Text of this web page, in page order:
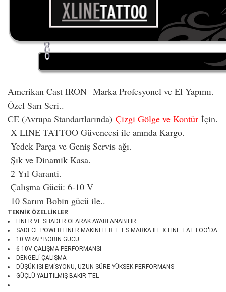
Amerikan Cast IRON Marka Profesyonel ve El Yapımı.
Özel Sarı Seri..
CE (Avrupa Standartlarında) Çizgi Gölge ve Kontür İçin.
X LINE TATTOO Güvencesi ile anında Kargo.
Yedek Parça ve Geniş Servis ağı.
Şık ve Dinamik Kasa.
2 Yıl Garanti.
Çalışma Gücü: 6-10 V
10 Sarım Bobin gücü ile..
TEKNİK ÖZELLİKLER
LİNER VE SHADER OLARAK AYARLANABİLİR..
SADECE POWER LİNER MAKİNELER T.T.S MARKA İLE X LINE TATTOO'DA
10 WRAP BOBİN GÜCÜ
6-10V ÇALIŞMA PERFORMANSI
DENGELİ ÇALIŞMA
DÜŞÜK ISI EMİSYONU, UZUN SÜRE YÜKSEK PERFORMANS
GÜÇLÜ YALITILMIŞ BAKIR TEL